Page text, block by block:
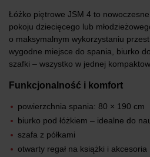
Łóżko piętrowe JSM 4 to
pokoju dziecięcego lub
o maksymalnym wykorzystaniu
wygodne miejsce do spania, biurko
szafki – wszystko w jednej
Funkcjonalność i komfort
powierzchnia spania: 80 × 190 cm
biurko pod łóżkiem – idealne do
szafa z półkami
otwarty regał na książki i akcesoria